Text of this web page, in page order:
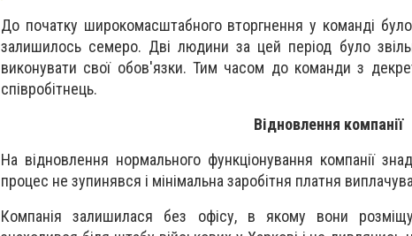
До початку широкомасштабного вторгнення у команді було
залишилось семеро. Дві людини за цей період було
виконувати свої обов'язки. Тим часом до команди з
співробітнець.
Відновлення компанії
На відновлення нормального функціонування компанії
процес не зупинявся і мінімальна заробітня платня
Компанія залишилася без офісу, в якому вони